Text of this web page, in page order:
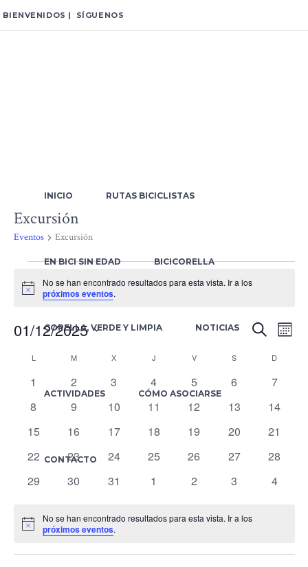
BIENVENIDOS | SÍGUENOS
INICIO RUTAS BICICLISTAS
EN BICI SIN EDAD BICICORELLA
CORELLA, VERDE Y LIMPIA NOTICIAS
ACTIVIDADES CÓMO ASOCIARSE
CONTACTO
Excursión
Eventos Excursión
Eventos
Aviso
No se han encontrado resultados para esta vista. Ir a los
próximos eventos.
de
de
BuscarMes
01/12/2025
fecha.Calendario
de
Eventos
L MMARTES X MIÉRCOLES
J VVIERNES S D
0
eventos
1
0
eventos
2
0
eventos
3
0
eventos
4
0
eventos
5
0
6
0
7
0
8
0
9
0
10
0
11
0
12
0
13
0
14
0
15
0
16
0
17
0
18
0
19
0
20
0
21
0
22
0
23
0
24
0
25
0
26
0
27
0
28
0
29
0
30
0
31
0
1
0
2
0
3
0
4
Aviso
No se han encontrado resultados para esta vista. Ir a los
próximos eventos.